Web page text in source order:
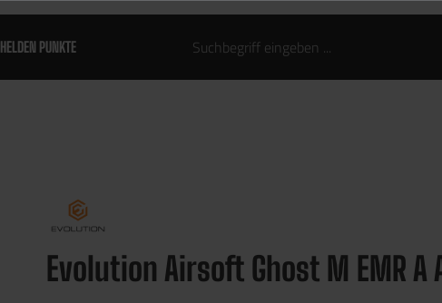
HELDEN PUNKTE
Evolution Airsoft Ghost M EMR A